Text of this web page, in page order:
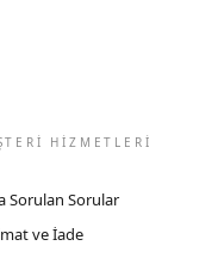
HİZMETLERİ
Sorulan Sorular
ve İade